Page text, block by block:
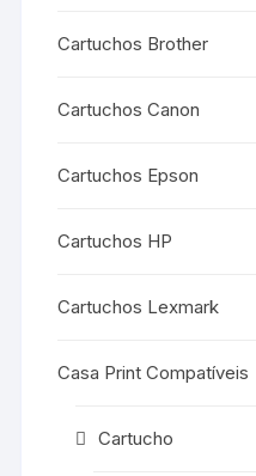
Cartuchos Brother
Cartuchos Canon
Cartuchos Epson
Cartuchos HP
Cartuchos Lexmark
Casa Print Compatíveis
Cartucho